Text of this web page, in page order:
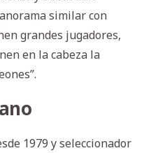
similar con
grandes jugadores,
en la cabeza la
1979 y seleccionador